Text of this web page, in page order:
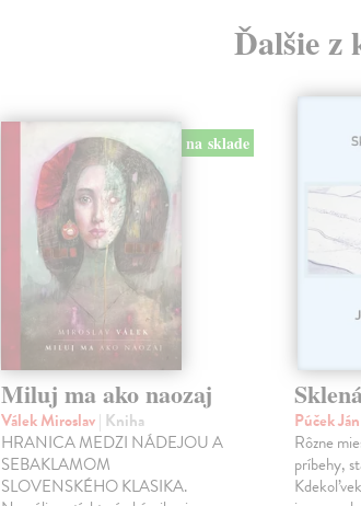
Ďalšie z
na sklade
Miluj ma ako naozaj
Válek Miroslav| Kniha
HRANICA MEDZI NÁDEJOU A
SEBAKLAMOM
SLOVENSKÉHO KLASIKA.
Púček Ján
Rôzne
príbehy,